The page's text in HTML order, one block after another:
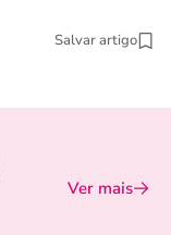
Salvar artigo
Ver mais